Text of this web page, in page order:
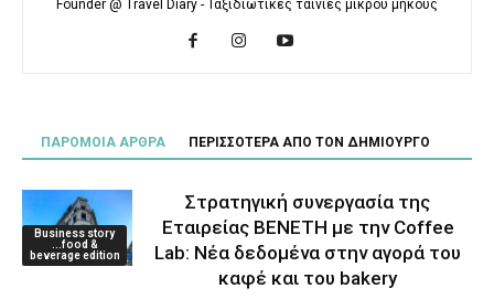
Founder @ Travel Diary - Ταξιδιωτικές ταινίες μικρού μήκους
ΠΑΡΟΜΟΙΑ ΑΡΘΡΑ ΠΕΡΙΣΣΟΤΕΡΑ ΑΠΟ ΤΟΝ ΔΗΜΙΟΥΡΓΟ
Business story
...food &
beverage edition
Στρατηγική συνεργασία της
Εταιρείας ΒΕΝΕΤΗ με την Coffee
Lab: Νέα δεδομένα στην αγορά του
καφέ και του bakery